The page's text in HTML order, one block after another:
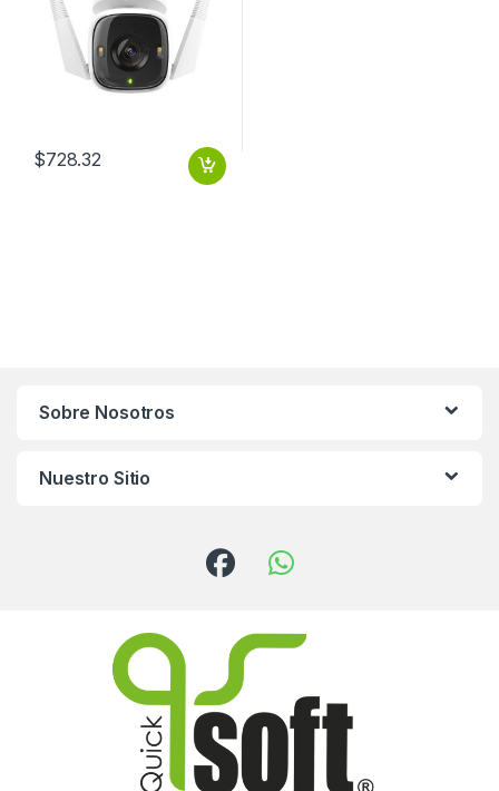
$728.32
Sobre Nosotros
Nuestro Sitio